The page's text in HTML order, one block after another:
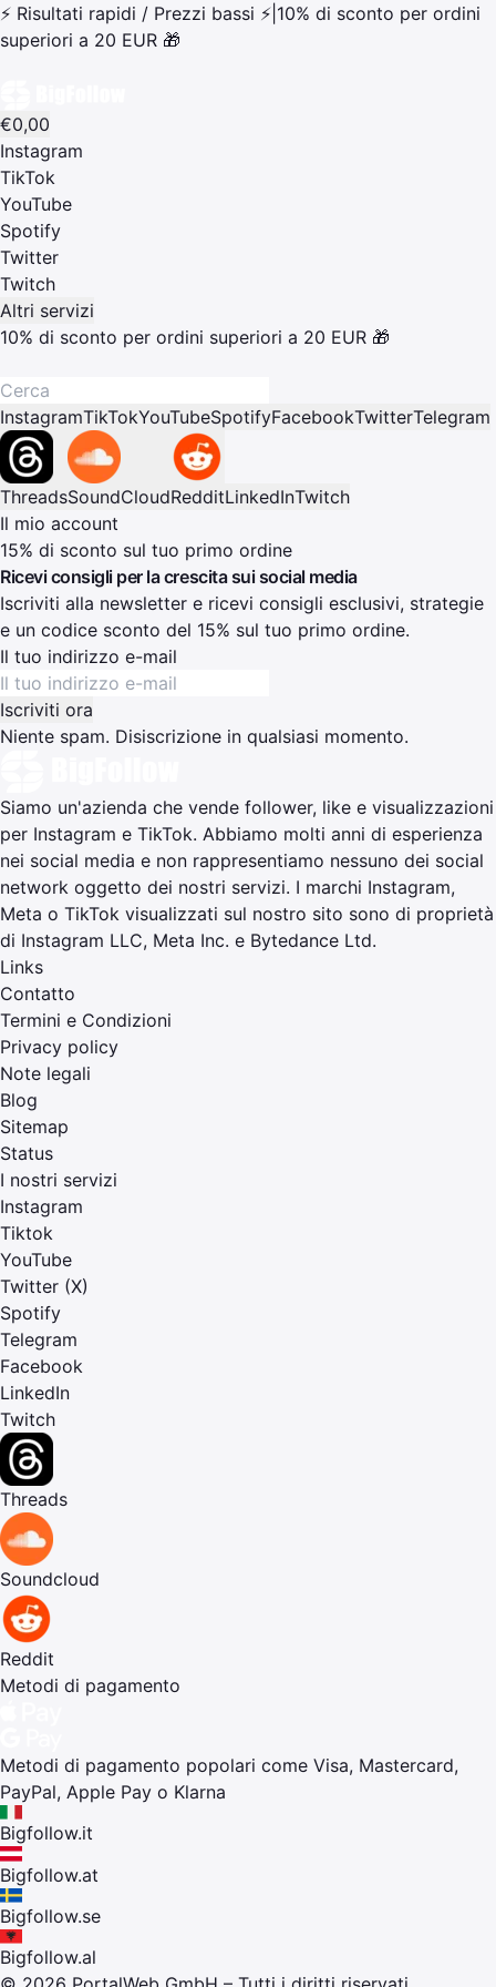
⚡ Risultati rapidi / Prezzi bassi ⚡ 10% di sconto per ordini
superiori a 20 EUR 🎁
€0,00
Instagram
TikTok
YouTube
Spotify
Twitter
Twitch
Altri servizi
10% di sconto per ordini superiori a 20 EUR 🎁
InstagramTikTokYouTubeSpotifyFacebookTwitterTelegram
ThreadsSoundCloudRedditLinkedInTwitch
Il mio account
15% di sconto sul tuo primo ordine
Ricevi consigli per la crescita sui social media
Iscriviti alla newsletter e ricevi consigli esclusivi, strategie
e un codice sconto del 15% sul tuo primo ordine.
Il tuo indirizzo e-mail
Iscriviti ora
Niente spam. Disiscrizione in qualsiasi momento.
Siamo un'azienda che vende follower, like e visualizzazioni
per Instagram e TikTok. Abbiamo molti anni di esperienza
nei social media e non rappresentiamo nessuno dei social
network oggetto dei nostri servizi. I marchi Instagram,
Meta o TikTok visualizzati sul nostro sito sono di proprietà
di Instagram LLC, Meta Inc. e Bytedance Ltd.
Links
Contatto
Termini e Condizioni
Privacy policy
Note legali
Blog
Sitemap
Status
I nostri servizi
Instagram
Tiktok
YouTube
Twitter (X)
Spotify
Telegram
Facebook
LinkedIn
Twitch
Threads
Soundcloud
Reddit
Metodi di pagamento
Metodi di pagamento popolari come Visa, Mastercard,
PayPal, Apple Pay o Klarna
Bigfollow.it
Bigfollow.at
Bigfollow.se
Bigfollow.al